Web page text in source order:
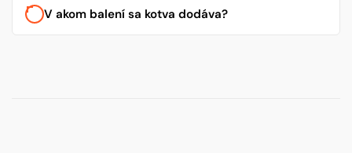
V akom balení sa kotva dodáva?